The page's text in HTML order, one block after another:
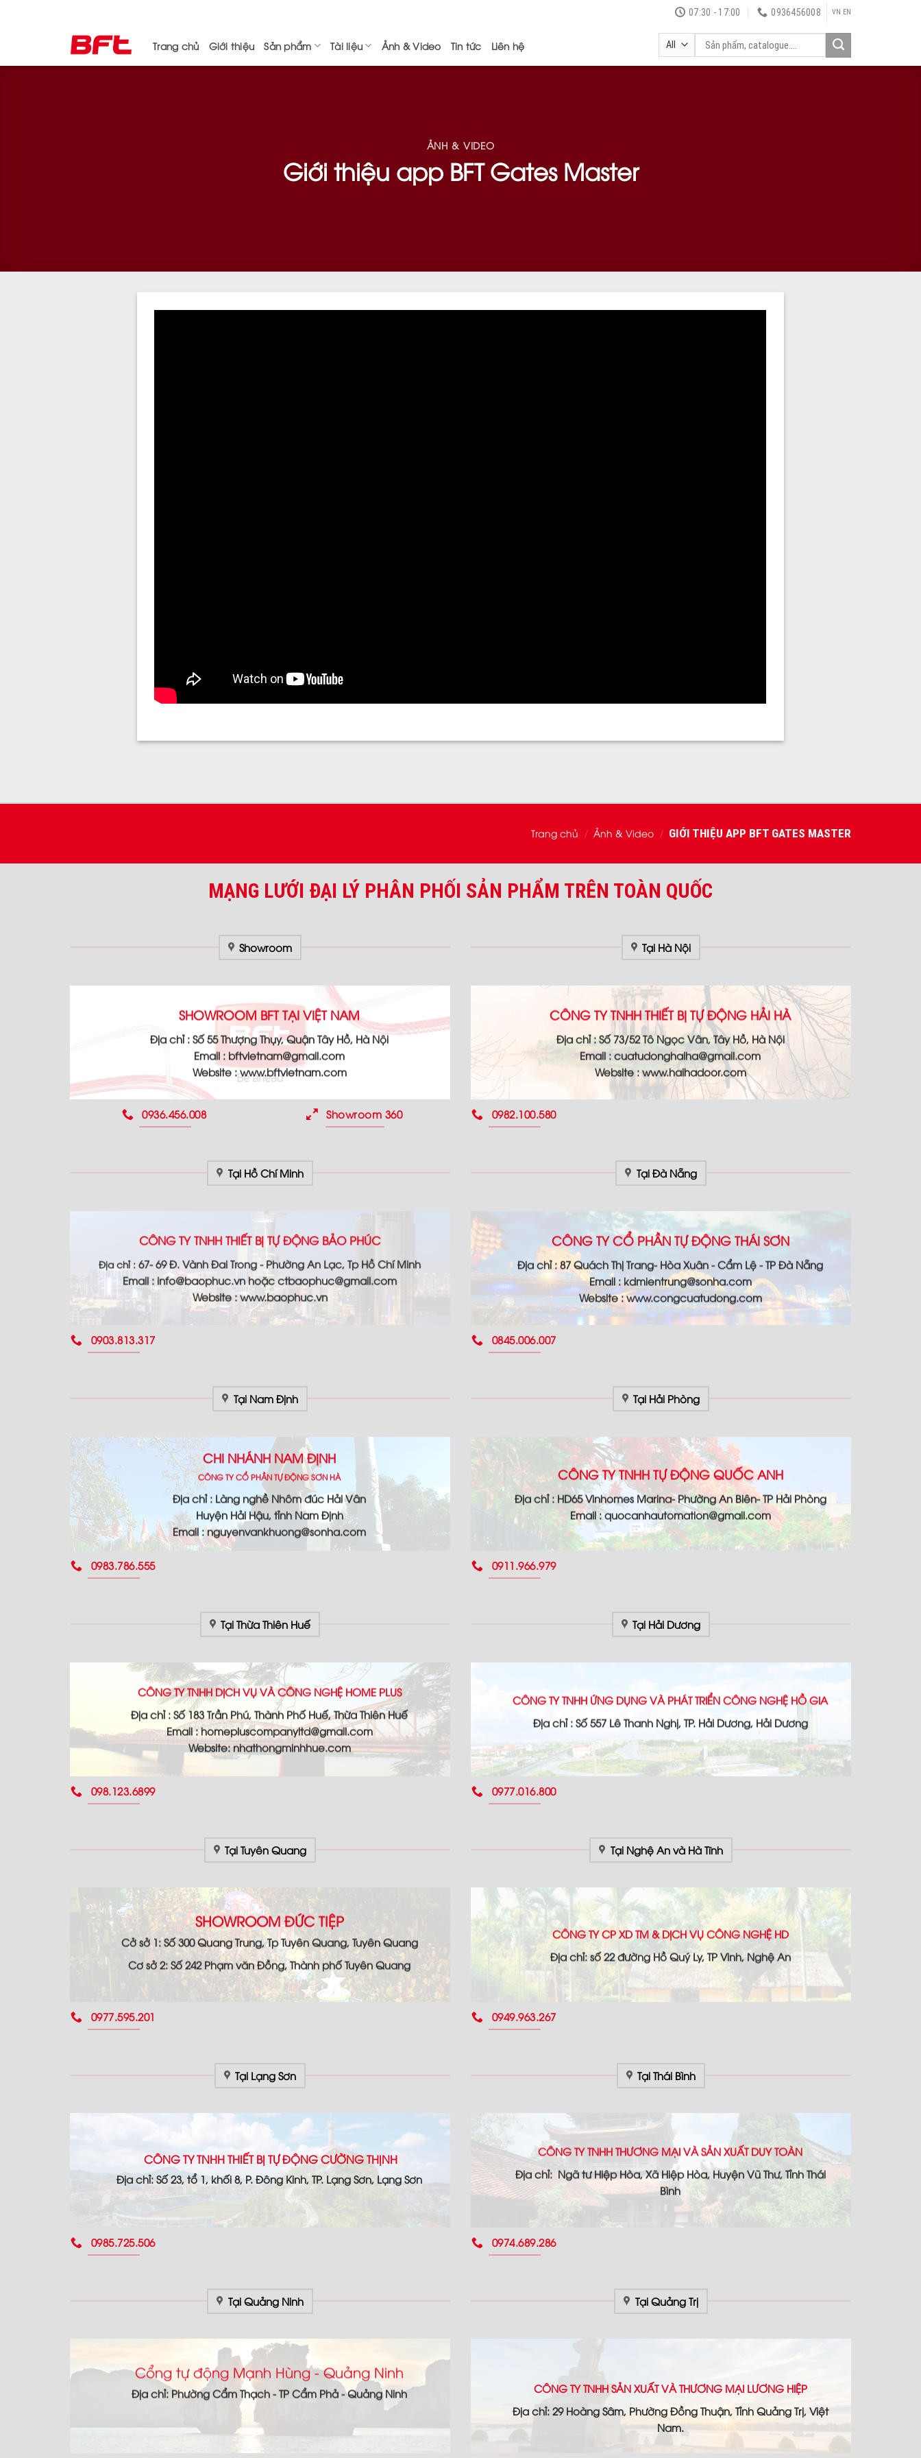
07:30 - 17:00 0936456008 VN EN
Trang chủ Giới thiệu Sản phẩm Tài liệu Ảnh & Video Tin tức Liên hệ
ẢNH & VIDEO
Giới thiệu app BFT Gates Master
Trang chủ / Ảnh & Video / GIỚI THIỆU APP BFT GATES MASTER
MẠNG LƯỚI ĐẠI LÝ PHÂN PHỐI SẢN PHẨM TRÊN TOÀN QUỐC
Showroom
SHOWROOM BFT TẠI VIỆT NAM
Địa chỉ :Số 55 Thượng Thụy, Quận Tây Hồ, Hà Nội
Email : bftvietnam@gmail.com
Website :www.bftvietnam.com
0936.456.008 Showroom 360
Tại Hồ Chí Minh
CÔNG TY TNHH THIẾT BỊ TỰ ĐỘNG BẢO PHÚC
Địa chỉ :67- 69 Đ. Vành Đai Trong - Phường An Lạc, Tp Hồ Chí Minh
Email : info@baophuc.vn hoặc ctbaophuc@gmail.com
Website : www.baophuc.vn
0903.813.317
Tại Nam Định
CHI NHÁNH NAM ĐỊNH
CÔNG TY CỔ PHẦN TỰ ĐỘNG SƠN HÀ
Địa chỉ : Làng nghề Nhôm đúc Hải Vân
Huyện Hải Hậu, tỉnh Nam Định
Email : nguyenvankhuong@sonha.com
0983.786.555
Tại Thừa Thiên Huế
CÔNG TY TNHH DỊCH VỤ VÀ CÔNG NGHỆ HOME PLUS
Địa chỉ : Số 183 Trần Phú, Thành Phố Huế, Thừa Thiên Huế
Email : homepluscompanyltd@gmail.com
Website: nhathongminhhue.com
098.123.6899
Tại Tuyên Quang
SHOWROOM ĐỨC TIỆP
Cở sở 1: Số 300 Quang Trung, Tp Tuyên Quang, Tuyên Quang
Cơ sở 2: Số 242 Phạm văn Đồng, Thành phố Tuyên Quang
0977.595.201
Tại Lạng Sơn
CÔNG TY TNHH THIẾT BỊ TỰ ĐỘNG CƯỜNG THỊNH
Địa chỉ: Số 23, tổ 1, khối 8, P. Đông Kinh, TP. Lạng Sơn, Lạng Sơn
0985.725.506
Tại Quảng Ninh
Cổng tự động Mạnh Hùng - Quảng Ninh
Địa chỉ: Phường Cẩm Thạch - TP Cẩm Phả - Quảng Ninh
Tại Hà Nội
CÔNG TY TNHH THIẾT BỊ TỰ ĐỘNG HẢI HÀ
Địa chỉ :Số 73/52 Tô Ngọc Vân, Tây Hồ, Hà Nội
Email : cuatudonghaiha@gmail.com
Website : www.haihadoor.com
0982.100.580
Tại Đà Nẵng
CÔNG TY CỔ PHẦN TỰ ĐỘNG THÁI SƠN
Địa chỉ : 87 Quách Thị Trang- Hòa Xuân - Cẩm Lệ - TP Đà Nẵng
Email : kdmientrung@sonha.com
Website : www.congcuatudong.com
0845.006.007
Tại Hải Phòng
CÔNG TY TNHH TỰ ĐỘNG QUỐC ANH
Địa chỉ : HD65 Vinhomes Marina- Phường An Biên- TP Hải Phòng
Email : quocanhautomation@gmail.com
0911.966.979
Tại Hải Dương
CÔNG TY TNHH ỨNG DỤNG VÀ PHÁT TRIỂN CÔNG NGHỆ HỒ GIA
Địa chỉ : Số 557 Lê Thanh Nghị, TP. Hải Dương, Hải Dương
0977.016.800
Tại Nghệ An và Hà Tĩnh
CÔNG TY CP XD TM & DỊCH VỤ CÔNG NGHỆ HD
Địa chỉ: số 22 đường Hồ Quý Ly, TP Vinh, Nghệ An
0949.963.267
Tại Thái Bình
CÔNG TY TNHH THƯƠNG MẠI VÀ SẢN XUẤT DUY TOÀN
Địa chỉ: Ngã tư Hiệp Hòa, Xã Hiệp Hòa, Huyện Vũ Thư, Tỉnh Thái
Bình
0974.689.286
Tại Quảng Trị
CÔNG TY TNHH SẢN XUẤT VÀ THƯƠNG MẠI LƯƠNG HIỆP
Địa chỉ: 29 Hoàng Sâm, Phường Đồng Thuận, Tỉnh Quảng Trị, Việt
Nam.